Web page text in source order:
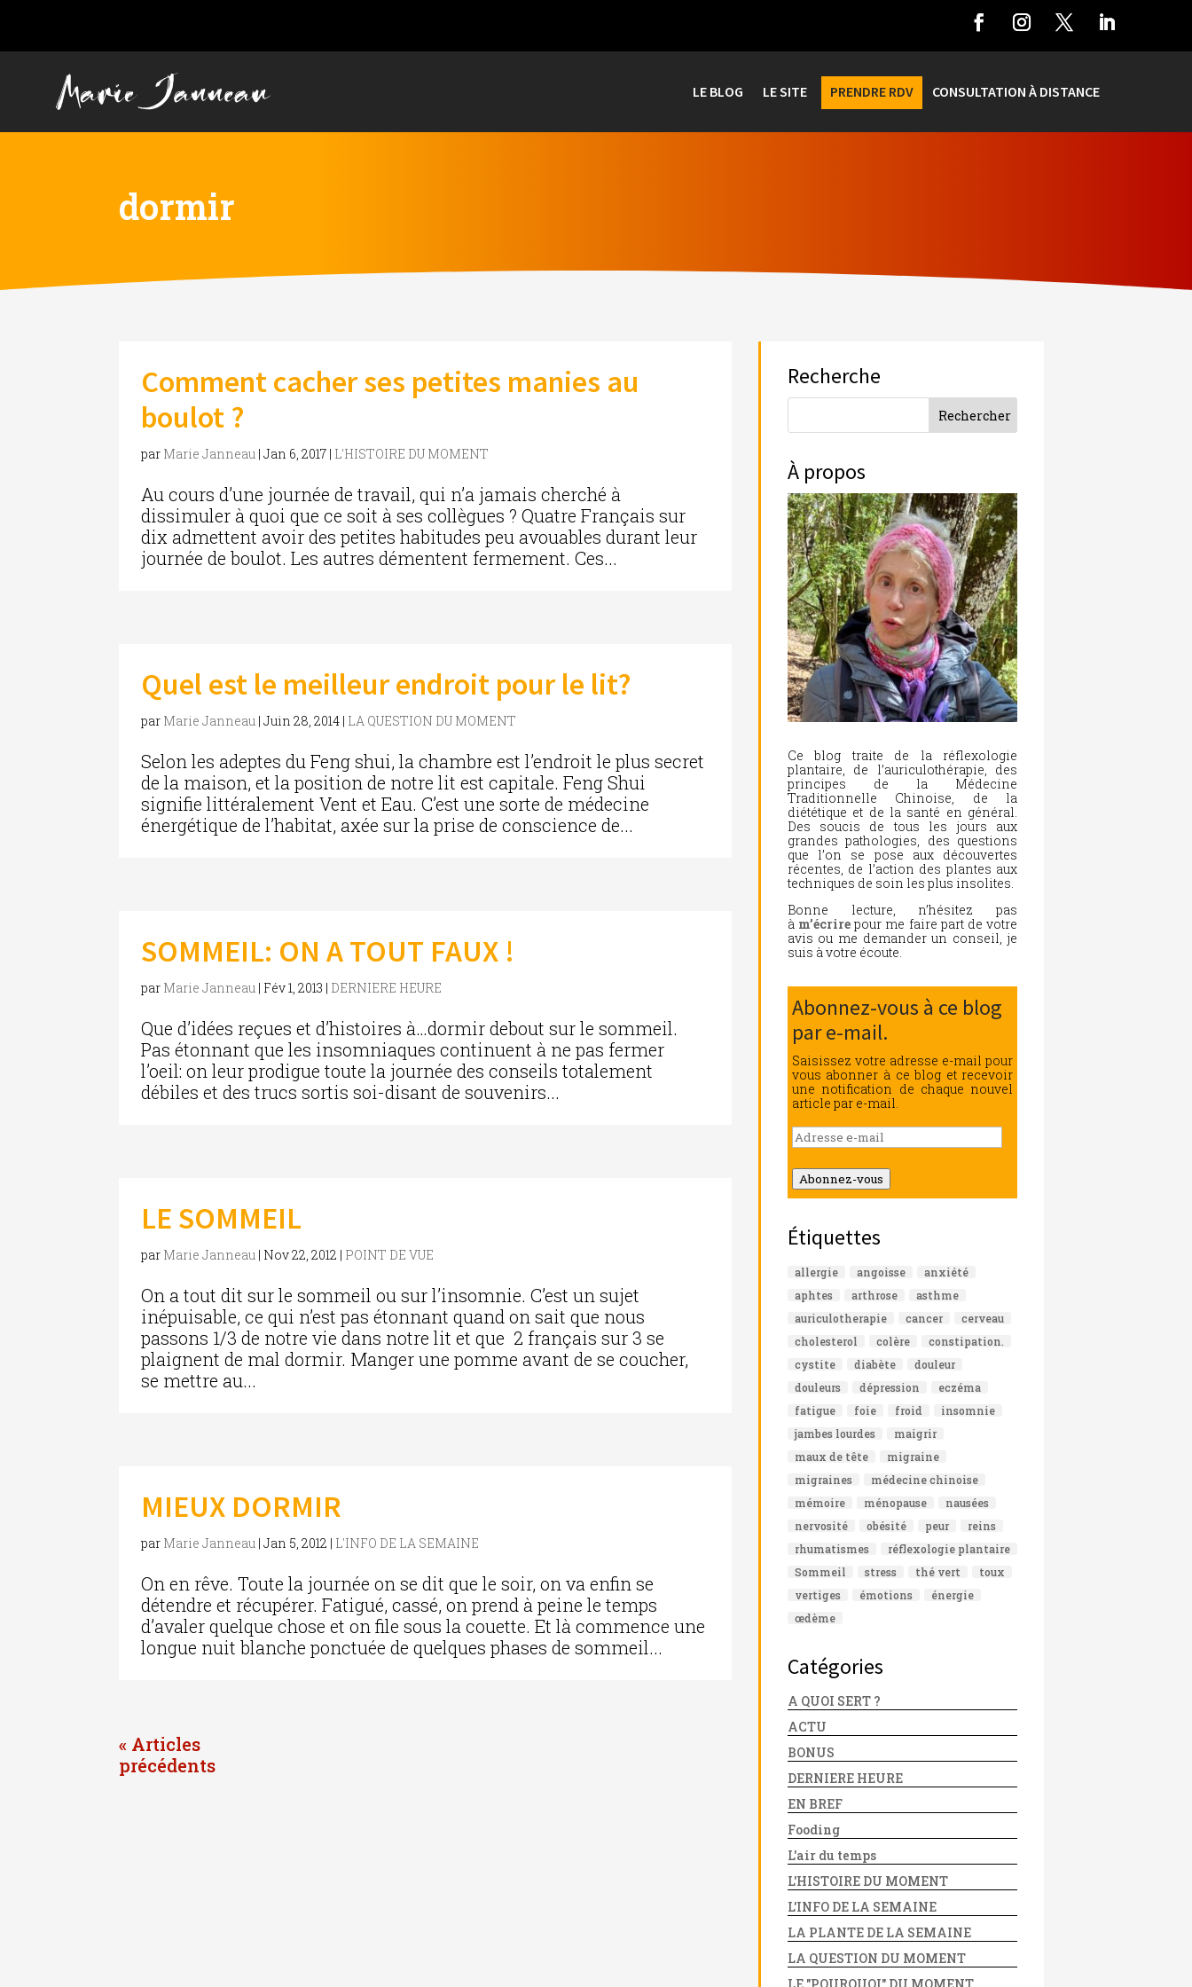
LE BLOG LE SITE PRENDRE RDV CONSULTATION À DISTANCE
dormir
Comment cacher ses petites manies au
boulot ?
par Marie Janneau |Jan 6, 2017 | L'HISTOIRE DU MOMENT
Au cours d’une journée de travail, qui n’a jamais cherché à
dissimuler à quoi que ce soit à ses collègues ? Quatre Français sur
dix admettent avoir des petites habitudes peu avouables durant leur
journée de boulot. Les autres démentent fermement. Ces...
Quel est le meilleur endroit pour le lit?
par Marie Janneau |Juin 28, 2014 | LA QUESTION DU MOMENT
Selon les adeptes du Feng shui, la chambre est l’endroit le plus secret
de la maison, et la position de notre lit est capitale. Feng Shui
signifie littéralement Vent et Eau. C’est une sorte de médecine
énergétique de l’habitat, axée sur la prise de conscience de...
SOMMEIL: ON A TOUT FAUX !
par Marie Janneau | Fév 1, 2013 | DERNIERE HEURE
Que d’idées reçues et d’histoires à…dormir debout sur le sommeil.
Pas étonnant que les insomniaques continuent à ne pas fermer
l’oeil: on leur prodigue toute la journée des conseils totalement
débiles et des trucs sortis soi-disant de souvenirs...
LE SOMMEIL
par Marie Janneau | Nov 22, 2012 | POINT DE VUE
On a tout dit sur le sommeil ou sur l’insomnie. C’est un sujet
inépuisable, ce qui n’est pas étonnant quand on sait que nous
passons 1/3 de notre vie dans notre lit et que 2 français sur 3 se
plaignent de mal dormir. Manger une pomme avant de se coucher,
se mettre au...
MIEUX DORMIR
par Marie Janneau |Jan 5, 2012 | L'INFO DE LA SEMAINE
On en rêve. Toute la journée on se dit que le soir, on va enfin se
détendre et récupérer. Fatigué, cassé, on prend à peine le temps
d’avaler quelque chose et on file sous la couette. Et là commence une
longue nuit blanche ponctuée de quelques phases de sommeil...
« Entrées précédentes
Recherche
À propos
Ce blog traite de la réflexologie
plantaire, de l’auriculothérapie, des
principes de la Médecine
Traditionnelle Chinoise, de la
diététique et de la santé en général.
Des soucis de tous les jours aux
grandes pathologies, des questions
que l’on se pose aux découvertes
récentes, de l’action des plantes aux
techniques de soin les plus insolites.
Bonne lecture, n’hésitez pas
à m’écrire pour me faire part de votre
avis ou me demander un conseil, je
suis à votre écoute.
Abonnez-vous à ce blog
par e-mail.
Saisissez votre adresse e-mail pour
vous abonner à ce blog et recevoir
une notification de chaque nouvel
article par e-mail.
Adresse
e-
mail
Abonnez-vous
Étiquettes
allergie angoisse
anxiété
aphtes
arthrose
asthme
auriculotherapie
cancer
cerveau
cholesterol
colère
constipation.
cystite
diabète
douleur
douleurs
dépression
eczéma
fatigue
foie froid
insomnie
jambes lourdes
maigrir
maux de tête
migraine
migraines
médecine chinoise
mémoire
ménopause
nausées
nervosité
obésité peur
reins
rhumatismes
réflexologie plantaire
Sommeil
stress thé vert
toux
vertiges
émotions
énergie
œdème
Catégories
A QUOI SERT ?
ACTU
BONUS
DERNIERE HEURE
EN BREF
Fooding
L'air du temps
L'HISTOIRE DU MOMENT
L'INFO DE LA SEMAINE
LA PLANTE DE LA SEMAINE
LA QUESTION DU MOMENT